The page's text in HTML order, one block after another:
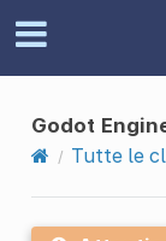
Godot
Tutte le